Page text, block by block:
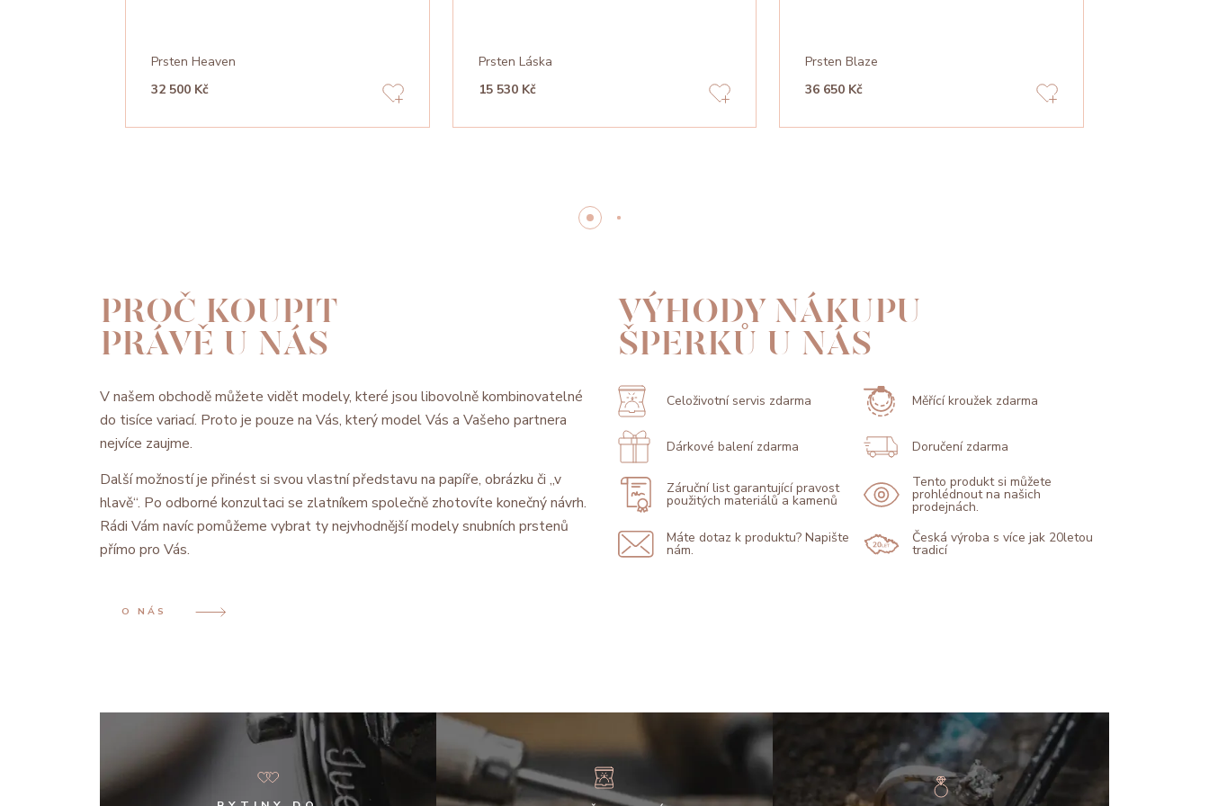
Prsten Heaven
32 500 Kč
Prsten Láska
15 530 Kč
Prsten Blaze
36 650 Kč
PROČ KOUPIT
PRÁVĚ U NÁS
V našem obchodě můžete vidět modely, které jsou libovolně kombinovatelné
do tisíce variací. Proto je pouze na Vás, který model Vás a Vašeho partnera
nejvíce zaujme.
Další možností je přinést si svou vlastní představu na papíře, obrázku či „v
hlavě“. Po odborné konzultaci se zlatníkem společně zhotovíte konečný návrh.
Rádi Vám navíc pomůžeme vybrat ty nejvhodnější modely snubních prstenů
přímo pro Vás.
O NÁS
VÝHODY NÁKUPU
ŠPERKŮ U NÁS
Celoživotní servis zdarma Měřící kroužek zdarma
Dárkové balení zdarma Doručení zdarma
Záruční list garantující pravost
použitých materiálů a kamenů
Tento produkt si můžete
prohlédnout na našich
prodejnách.
Máte dotaz k produktu? Napište
nám.
Česká výroba s více jak 20letou
tradicí